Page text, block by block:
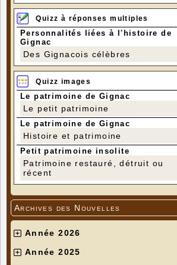
Quizz à réponses multiples
Personnalités liées à l'histoire de
Gignac
Des Gignacois célèbres
Quizz images
Le patrimoine de Gignac
Le petit patrimoine
Le patrimoine de Gignac
Histoire et patrimoine
Petit patrimoine insolite
Patrimoine restauré, détruit ou
récent
Archives des Nouvelles
Année 2026
Année 2025